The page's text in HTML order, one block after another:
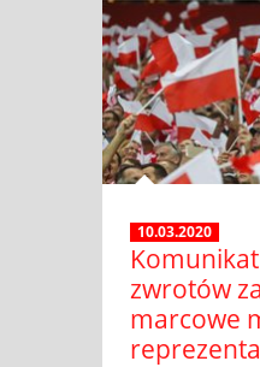
10.03.2020
zwrotów
marcowe